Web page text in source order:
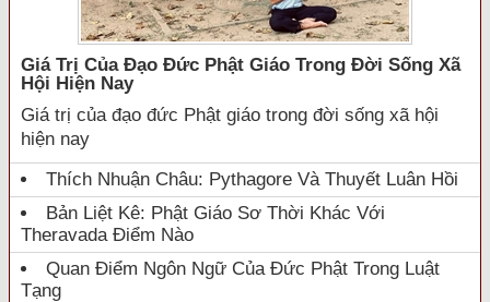
Giá Trị Của Đạo Đức Phật Giáo Trong Đời Sống Xã
Hội Hiện Nay
Giá trị của đạo đức Phật giáo trong đời sống xã hội
hiện nay
Thích Nhuận Châu: Pythagore Và Thuyết Luân Hồi
Bản Liệt Kê: Phật Giáo Sơ Thời Khác Với
Theravada Điểm Nào
Quan Điểm Ngôn Ngữ Của Đức Phật Trong Luật
Tạng